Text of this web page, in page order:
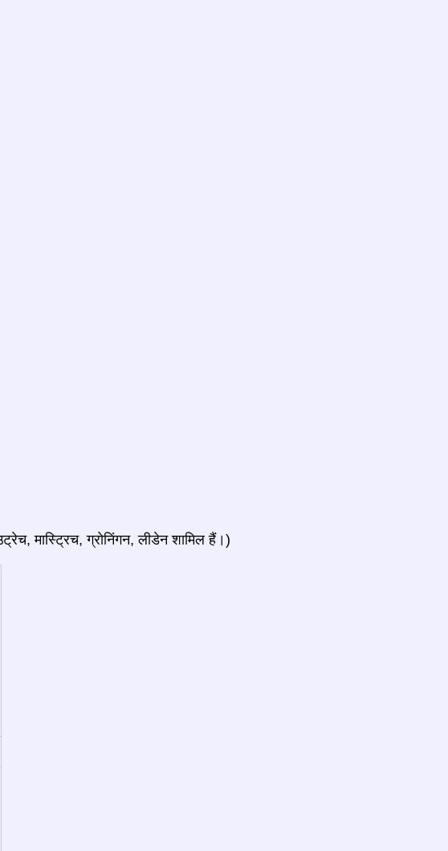
मास्ट्रिच, ग्रोनिंगन, लीडेन शामिल हैं।)